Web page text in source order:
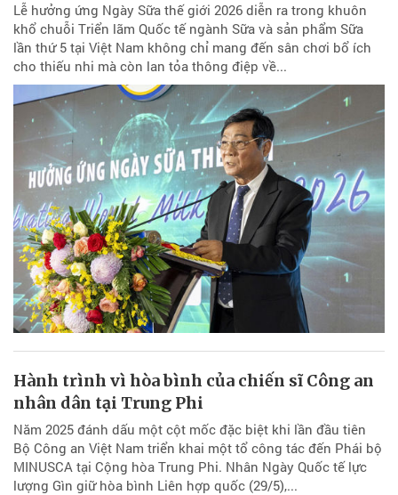
Lễ hưởng ứng Ngày Sữa thế giới 2026 diễn ra trong khuôn
khổ chuỗi Triển lãm Quốc tế ngành Sữa và sản phẩm Sữa
lần thứ 5 tại Việt Nam không chỉ mang đến sân chơi bổ ích
cho thiếu nhi mà còn lan tỏa thông điệp về...
Hành trình vì hòa bình của chiến sĩ Công an
nhân dân tại Trung Phi
Năm 2025 đánh dấu một cột mốc đặc biệt khi lần đầu tiên
Bộ Công an Việt Nam triển khai một tổ công tác đến Phái bộ
MINUSCA tại Cộng hòa Trung Phi. Nhân Ngày Quốc tế lực
lượng Gìn giữ hòa bình Liên hợp quốc (29/5),...